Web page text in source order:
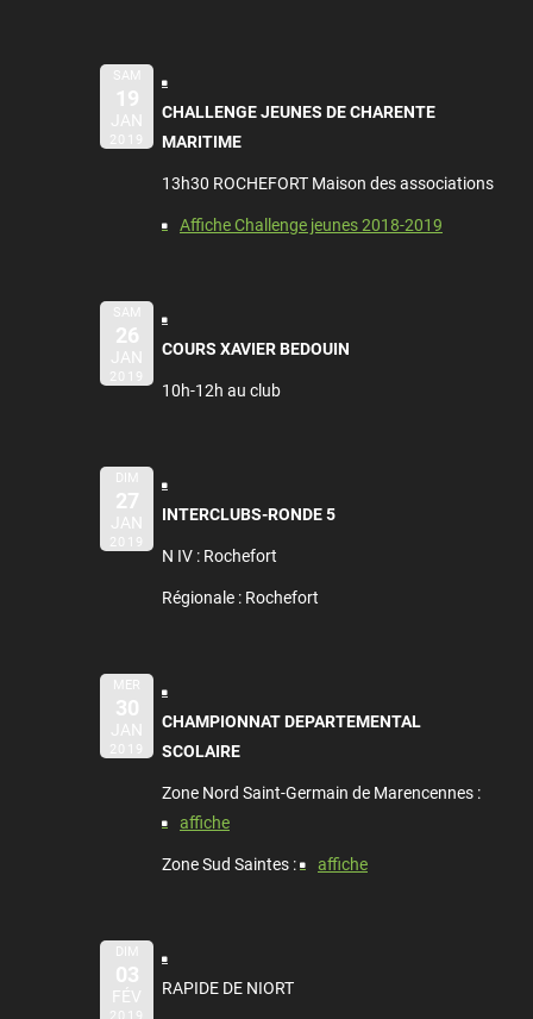
SAM
19
JAN
2019
CHALLENGE JEUNES DE CHARENTE
MARITIME
13h30 ROCHEFORT Maison des associations
Affiche Challenge jeunes 2018-2019
SAM
26
JAN
2019
COURS XAVIER BEDOUIN
10h-12h au club
DIM
27
JAN
2019
INTERCLUBS-RONDE 5
N IV : Rochefort
Régionale : Rochefort
MER
30
JAN
2019
CHAMPIONNAT DEPARTEMENTAL
SCOLAIRE
Zone Nord Saint-Germain de Marencennes :
affiche
Zone Sud Saintes : affiche
DIM
03
FÉV
2019
RAPIDE DE NIORT